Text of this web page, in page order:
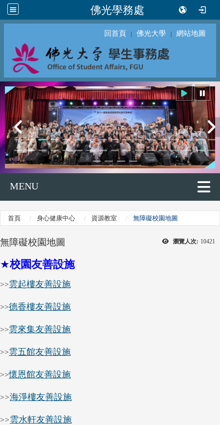
佛光學務處
回首頁 ｜ 佛光大學 ｜ 網站地圖
MENU
首頁 身心健康中心 資源教室 無障礙校園地圖
瀏覽人次: 10421
無障礙校園地圖
★校園友善設施
>>雲起樓友善設施
>>德香樓友善設施
>>雲來集友善設施
>>雲五館友善設施
>>懷恩館友善設施
>>海淨樓友善設施
>>雲水軒友善設施